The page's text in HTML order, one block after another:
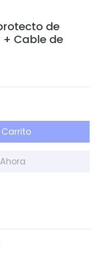
de
Cable de